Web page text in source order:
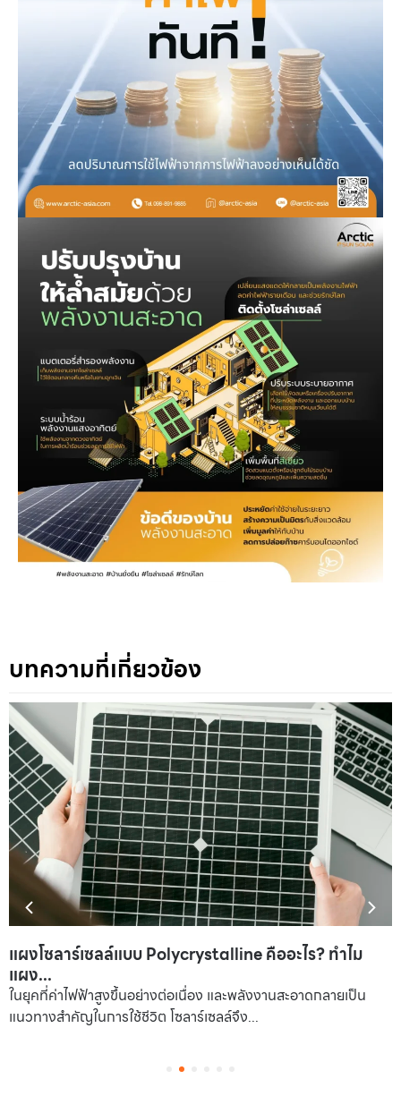
บทความที่เกี่ยวข้อง
แผงโซลาร์เซลล์แบบ Polycrystalline คืออะไร? ทำไม
แผง...
ในยุคที่ค่าไฟฟ้าสูงขึ้นอย่างต่อเนื่อง และพลังงานสะอาดกลายเป็น
แนวทางสำคัญในการใช้ชีวิต โซลาร์เซลล์จึง...
5